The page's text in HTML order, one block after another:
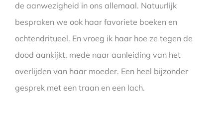
de aanwezigheid in ons allemaal. Natuurlijk
bespraken we ook haar favoriete boeken en
ochtendritueel. En vroeg ik haar hoe ze tegen de
dood aankijkt, mede naar aanleiding van het
overlijden van haar moeder. Een heel bijzonder
gesprek met een traan en een lach.